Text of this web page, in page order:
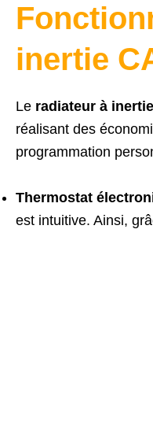
inertie
Le radiateur à
réalisant des
programmation
Thermostat
est intuitive. Ainsi,